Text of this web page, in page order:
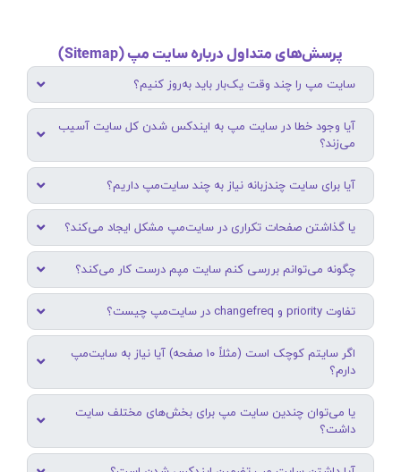
پرسش‌های متداول درباره سایت مپ (Sitemap)
سایت مپ را چند وقت یک‌بار باید به‌روز کنیم؟
آیا وجود خطا در سایت مپ به ایندکس شدن کل سایت آسیب
می‌زند؟
آیا برای سایت چندزبانه نیاز به چند سایت‌مپ داریم؟
یا گذاشتن صفحات تکراری در سایت‌مپ مشکل ایجاد می‌کند؟
چگونه می‌توانم بررسی کنم سایت مپم درست کار می‌کند؟
تفاوت priority و changefreq در سایت‌مپ چیست؟
اگر سایتم کوچک است (مثلاً ۱۰ صفحه) آیا نیاز به سایت‌مپ
دارم؟
یا می‌توان چندین سایت مپ برای بخش‌های مختلف سایت
داشت؟